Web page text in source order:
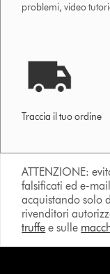
problemi, video
Traccia il tuo ordine
ATTENZIONE:
falsificati ed e-
acquistando solo
rivenditori
truffe e sulle